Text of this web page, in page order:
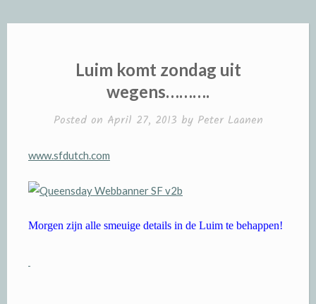
Luim komt zondag uit
wegens……….
Posted on April 27, 2013 by Peter Laanen
www.sfdutch.com
Morgen zijn alle smeuige details in de Luim te behappen!